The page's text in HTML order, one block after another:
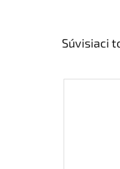
Súvisiaci